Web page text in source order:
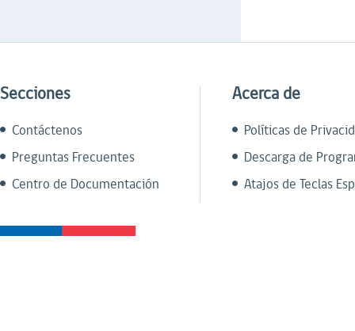
Secciones
Contáctenos
Preguntas Frecuentes
Centro de Documentación
Acerca de
Políticas de
Descarga de
Atajos de Teclas